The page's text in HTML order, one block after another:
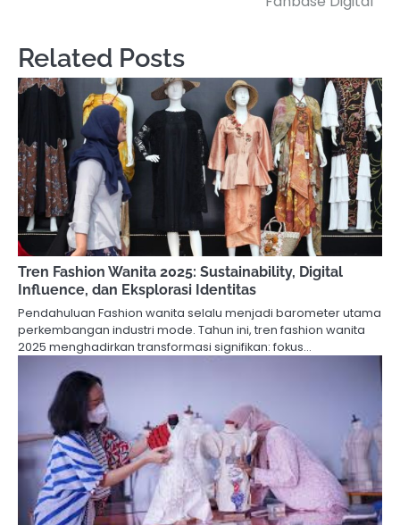
Related Posts
Tren Fashion Wanita 2025: Sustainability, Digital
Influence, dan Eksplorasi Identitas
Pendahuluan Fashion wanita selalu menjadi barometer utama
perkembangan industri mode. Tahun ini, tren fashion wanita
2025 menghadirkan transformasi signifikan: fokus…